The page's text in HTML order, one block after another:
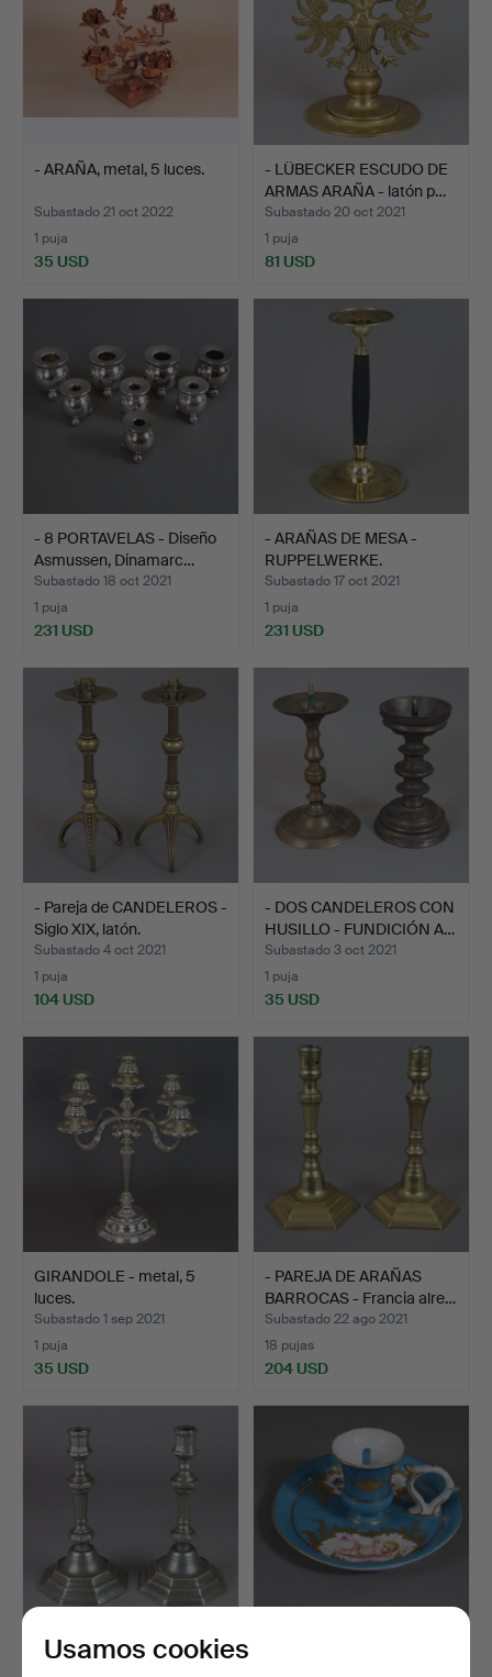
- ARAÑA, metal, 5 luces.
Subastado 21 oct 2022
1 puja
35 USD
- LÜBECKER ESCUDO DE
ARMAS ARAÑA - latón p…
Subastado 20 oct 2021
1 puja
81 USD
- 8 PORTAVELAS - Diseño
Asmussen, Dinamarc…
Subastado 18 oct 2021
1 puja
231 USD
- ARAÑAS DE MESA -
RUPPELWERKE.
Subastado 17 oct 2021
1 puja
231 USD
- Pareja de CANDELEROS -
Siglo XIX, latón.
Subastado 4 oct 2021
1 puja
104 USD
- DOS CANDELEROS CON
HUSILLO - FUNDICIÓN A…
Subastado 3 oct 2021
1 puja
35 USD
GIRANDOLE - metal, 5
luces.
Subastado 1 sep 2021
1 puja
35 USD
- PAREJA DE ARAÑAS
BARROCAS - Francia alre…
Subastado 22 ago 2021
18 pujas
204 USD
- 2 candelabros - barroco,
Usamos cookies